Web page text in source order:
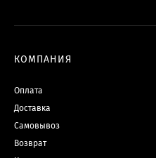
КОМПАНИЯ
Оплата
Доставка
Самовывоз
Возврат